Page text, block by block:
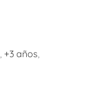
+3 años